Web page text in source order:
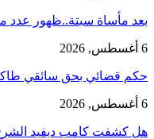
بعد مأساة سبتة..ظهور عدد
6 أغسطس, 2026
حكم قضائي بحق سائقي
6 أغسطس, 2026
هل كشفت كامب ديفيد الشرخ